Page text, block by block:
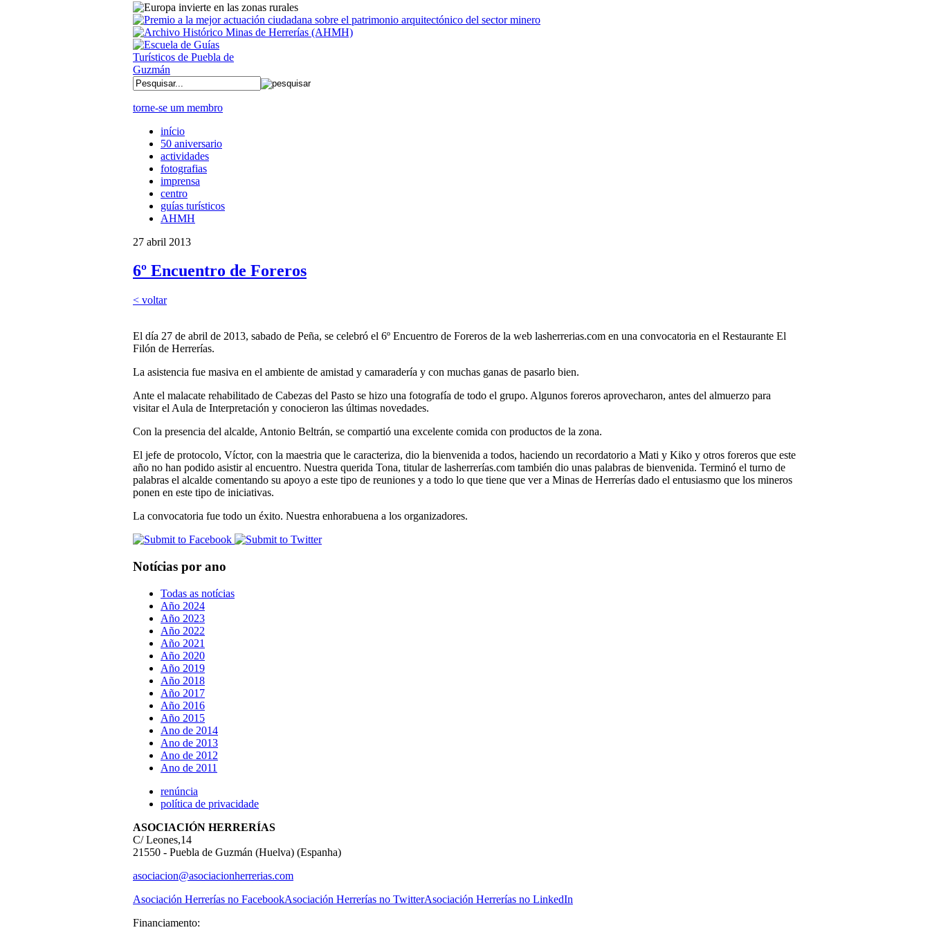
torne-se um membro
início
50 aniversario
actividades
fotografias
imprensa
centro
guías turísticos
AHMH
27 abril 2013
6º Encuentro de Foreros
< voltar
El día 27 de abril de 2013, sabado de Peña, se celebró el 6º Encuentro de Foreros de la web lasherrerias.com en una convocatoria en el Restaurante El
Filón de Herrerías.
La asistencia fue masiva en el ambiente de amistad y camaradería y con muchas ganas de pasarlo bien.
Ante el malacate rehabilitado de Cabezas del Pasto se hizo una fotografía de todo el grupo. Algunos foreros aprovecharon, antes del almuerzo para
visitar el Aula de Interpretación y conocieron las últimas novedades.
Con la presencia del alcalde, Antonio Beltrán, se compartió una excelente comida con productos de la zona.
El jefe de protocolo, Víctor, con la maestria que le caracteriza, dio la bienvenida a todos, haciendo un recordatorio a Mati y Kiko y otros foreros que este
año no han podido asistir al encuentro. Nuestra querida Tona, titular de lasherrerías.com también dio unas palabras de bienvenida. Terminó el turno de
palabras el alcalde comentando su apoyo a este tipo de reuniones y a todo lo que tiene que ver a Minas de Herrerías dado el entusiasmo que los mineros
ponen en este tipo de iniciativas.
La convocatoria fue todo un éxito. Nuestra enhorabuena a los organizadores.
Notícias por ano
Todas as notícias
Año 2024
Año 2023
Año 2022
Año 2021
Año 2020
Año 2019
Año 2018
Año 2017
Año 2016
Año 2015
Ano de 2014
Ano de 2013
Ano de 2012
Ano de 2011
renúncia
política de privacidade
ASOCIACIÓN HERRERÍAS
C/ Leones,14
21550 - Puebla de Guzmán (Huelva) (Espanha)
asociacion@asociacionherrerias.com
Asociación Herrerías no FacebookAsociación Herrerías no TwitterAsociación Herrerías no LinkedIn
Financiamento: